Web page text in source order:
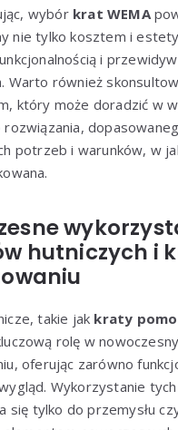
wybór krat WEMA
nie tylko kosztem i
i
Warto również
który może doradzić w
potrzeb i warunków, w
hutniczych i
takie jak kraty
rolę w
oferując zarówno
Wykorzystanie
się tylko do przemysłu